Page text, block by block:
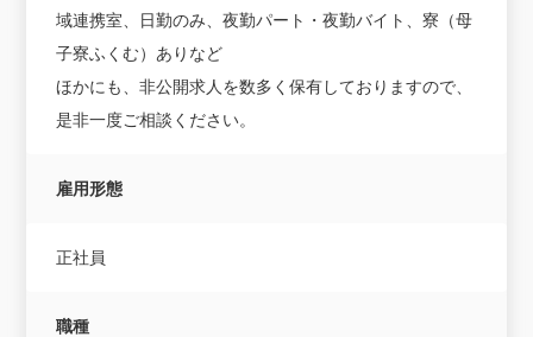
域連携室、日勤のみ、夜勤パート・夜勤バイト、寮（母
子寮ふくむ）ありなど
ほかにも、非公開求人を数多く保有しておりますので、
是非一度ご相談ください。
雇用形態
正社員
職種